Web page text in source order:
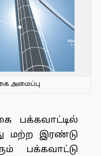
அமைப்பு
பக்கவாட்டில்
மற்ற இரண்டு
பக்கவாட்டு